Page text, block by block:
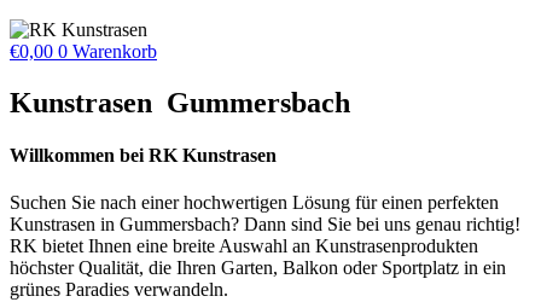
€0,00 0 Warenkorb
Kunstrasen Gummersbach
Willkommen bei RK Kunstrasen
Suchen Sie nach einer hochwertigen Lösung für einen perfekten
Kunstrasen in Gummersbach? Dann sind Sie bei uns genau richtig!
RK bietet Ihnen eine breite Auswahl an Kunstrasenprodukten
höchster Qualität, die Ihren Garten, Balkon oder Sportplatz in ein
grünes Paradies verwandeln.